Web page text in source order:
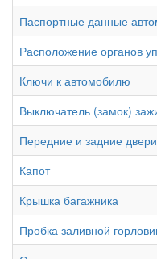
Паспортные данные
Расположение органов
Ключи к автомобилю
Выключатель (замок)
Передние и задние двери
Капот
Крышка багажника
Пробка заливной